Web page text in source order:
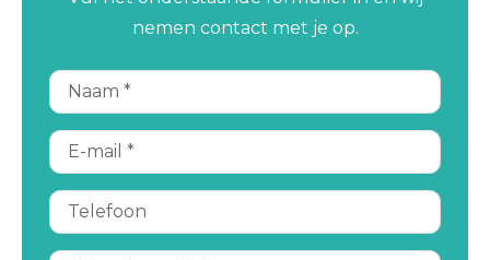
nemen contact met je op.